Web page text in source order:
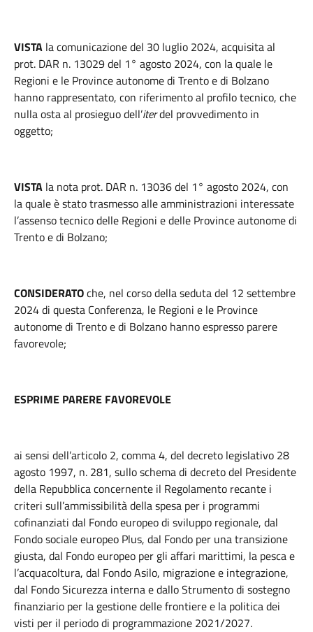
VISTA la comunicazione del 30 luglio 2024, acquisita al
prot. DAR n. 13029 del 1° agosto 2024, con la quale le
Regioni e le Province autonome di Trento e di Bolzano
hanno rappresentato, con riferimento al profilo tecnico, che
nulla osta al prosieguo dell’iterdel provvedimento in
oggetto;
VISTA la nota prot. DAR n. 13036 del 1° agosto 2024, con
la quale è stato trasmesso alle amministrazioni interessate
l’assenso tecnico delle Regioni e delle Province autonome di
Trento e di Bolzano;
CONSIDERATOche, nel corso della seduta del 12 settembre
2024 di questa Conferenza, le Regioni e le Province
autonome di Trento e di Bolzano hanno espresso parere
favorevole;
ESPRIME PARERE FAVOREVOLE
ai sensi dell’articolo 2, comma 4, del decreto legislativo 28
agosto 1997, n. 281, sullo schema di decreto del Presidente
della Repubblica concernente il Regolamento recante i
criteri sull’ammissibilità della spesa per i programmi
cofinanziati dal Fondo europeo di sviluppo regionale, dal
Fondo sociale europeo Plus, dal Fondo per una transizione
giusta, dal Fondo europeo per gli affari marittimi, la pesca e
l’acquacoltura, dal Fondo Asilo, migrazione e integrazione,
dal Fondo Sicurezza interna e dallo Strumento di sostegno
finanziario per la gestione delle frontiere e la politica dei
visti per il periodo di programmazione 2021/2027.